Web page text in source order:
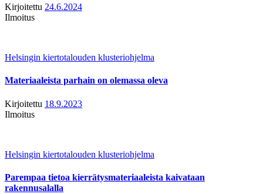
Kirjoitettu 24.6.2024
Ilmoitus
Helsingin kiertotalouden klusteriohjelma
Materiaaleista parhain on olemassa oleva
Kirjoitettu 18.9.2023
Ilmoitus
Helsingin kiertotalouden klusteriohjelma
Parempaa tietoa kierrätysmateriaaleista kaivataan
rakennusalalla